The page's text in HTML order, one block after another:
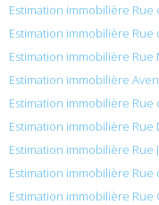
Estimation immobilière Rue
Estimation immobilière
Estimation immobilière Rue
Estimation immobilière
Estimation immobilière
Estimation immobilière Rue
Estimation immobilière Rue
Estimation immobilière Rue
Estimation immobilière